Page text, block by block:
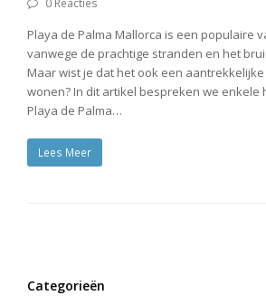
Playa de Palma Mallorca is een populaire
vanwege de prachtige stranden en het
Maar wist je dat het ook een
wonen? In dit artikel bespreken we enkele
Playa de Palma…
Lees Meer
Categorieën